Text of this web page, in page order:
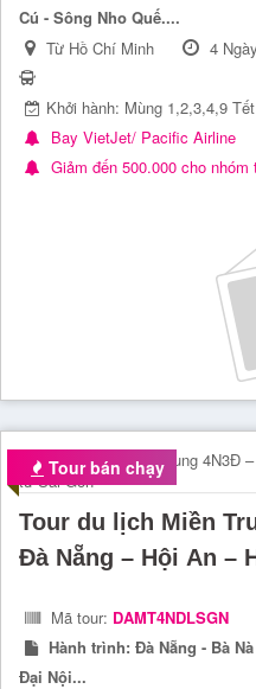
Cú - Sông Nho Quế....
Từ Hồ Chí Minh
4
Khởi hành: Mùng 1,2,3,4,9
Bay VietJet/ Pacific Airline
Giảm đến 500.000 cho
Tour bán chạy
Tour du lịch Miền
Đà Nẵng – Hội An –
Mã tour: DAMT4NDLSGN
Hành trình: Đà Nẵng - Bà
Đại Nội...